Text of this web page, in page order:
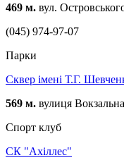
469 м. вул.
(045) 974-97-07
Парки
Сквер імені Т.Г.
569 м. вулиця
Спорт клуб
СК "Ахіллес"